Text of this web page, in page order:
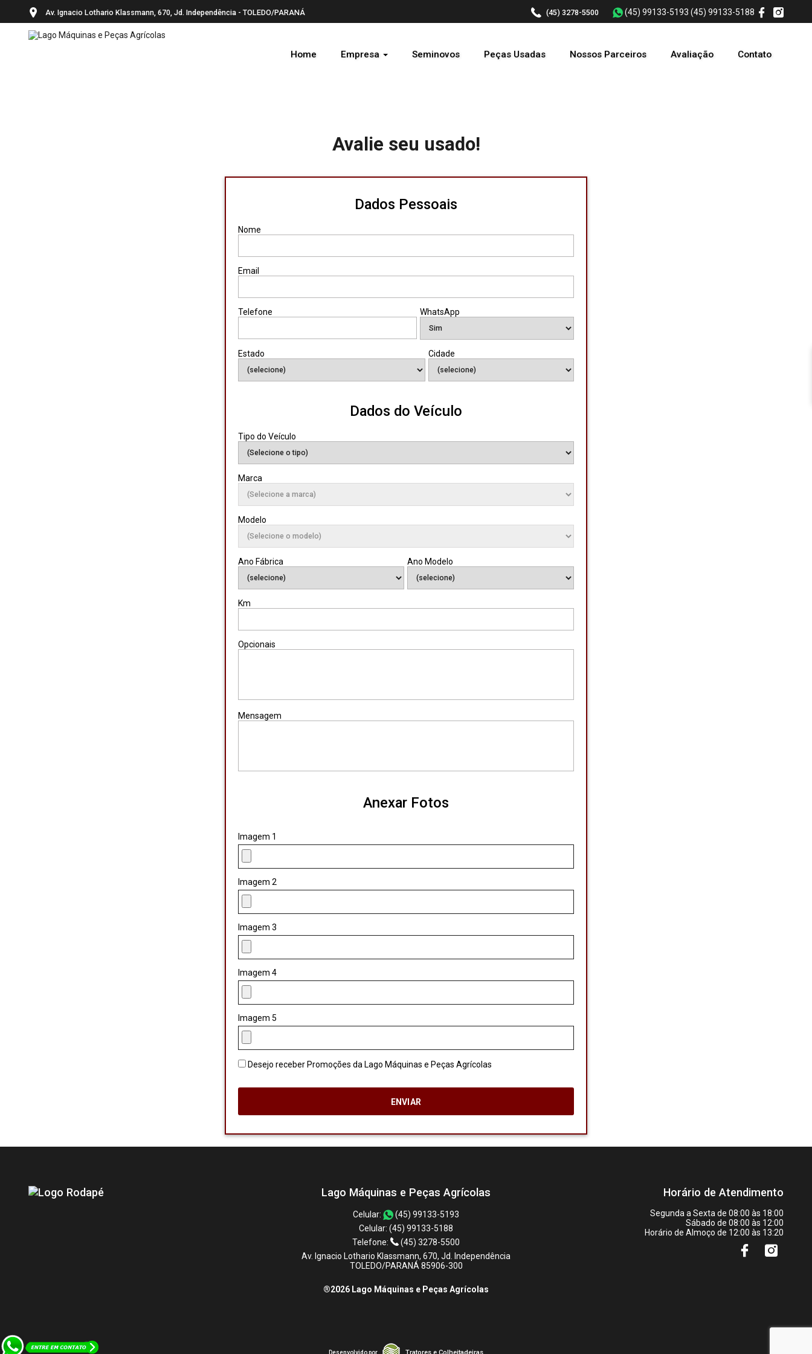
Av. Ignacio Lothario Klassmann, 670, Jd. Independência - TOLEDO/PARANÁ (45) 3278-5500 (45) 99133-5193 (45) 99133-5188
Home Empresa Seminovos Peças Usadas Nossos Parceiros Avaliação Contato
Avalie seu usado!
Dados Pessoais
Nome
Email
Telefone WhatsApp
Estado Cidade
Dados do Veículo
Tipo do Veículo
Marca
Modelo
Ano Fábrica Ano Modelo
Km
Opcionais
Mensagem
Anexar Fotos
Imagem 1
Imagem 2
Imagem 3
Imagem 4
Imagem 5
Desejo receber Promoções da Lago Máquinas e Peças Agrícolas
Lago Máquinas e Peças Agrícolas
Celular:
(45) 99133-5193
Celular: (45) 99133-5188
Telefone:
(45) 3278-5500
Av. Ignacio Lothario Klassmann, 670, Jd. Independência
TOLEDO/PARANÁ 85906-300
®2026 Lago Máquinas e Peças Agrícolas
Horário de Atendimento
Segunda a Sexta de 08:00 às 18:00
Sábado de 08:00 às 12:00
Horário de Almoço de 12:00 às 13:20
Desenvolvido por Tratores e Colheitadeiras